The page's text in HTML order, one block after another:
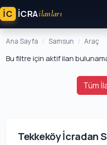
İC ICRAilanları
Ana Sayfa Samsun Araç
Bu filtre için aktif ilan
Tüm
Tekkeköy İcradan